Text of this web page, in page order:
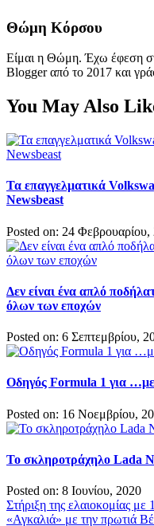
Θώμη Κόρσου
Είμαι η Θώμη. Έχω έφεση
Blogger από το 2017 και
You May Also
Τα επαγγελματικά
Newsbeast
Posted on: 24 Φεβρουαρίου,
Δεν είναι ένα απλό
όλων των εποχών
Posted on: 6 Σεπτεμβρίου,
Οδηγός Formula 1 για
Posted on: 16 Νοεμβρίου,
Το σκληροτράχηλο Lada
Posted on: 8 Ιουνίου, 2020
Πλοήγηση
Στήριξη της ελαιοκομίας
«Αγκαλιά» με την πρωτιά